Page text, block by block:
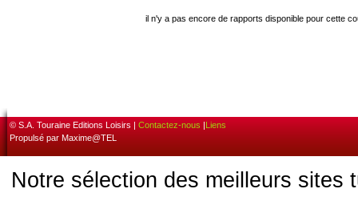
il n'y a pas encore de rapports disponible pour cette
© S.A. Touraine Editions Loisirs | Contactez-nous |Liens
Propulsé par Maxime@TEL
Notre sélection des meilleurs sites